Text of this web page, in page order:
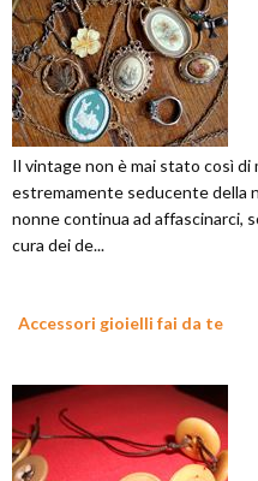
Il vintage non è mai stato così
estremamente seducente della
nonne continua ad affascinarci,
cura dei de...
Accessori gioielli fai da te